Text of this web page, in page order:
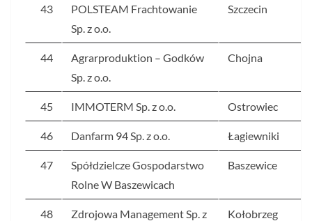
43
POLSTEAM Frachtowanie
Sp. z o.o.
Szczecin
44
Agrarproduktion – Godków
Sp. z o.o.
Chojna
45 IMMOTERM Sp. z o.o. Ostrowiec
46 Danfarm 94 Sp. z o.o. Łagiewniki
47
Spółdzielcze Gospodarstwo
Rolne W Baszewicach
Baszewice
48
Zdrojowa Management Sp. z
Kołobrzeg